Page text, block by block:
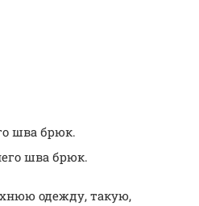
шва брюк.
шва брюк.
одежду, такую,